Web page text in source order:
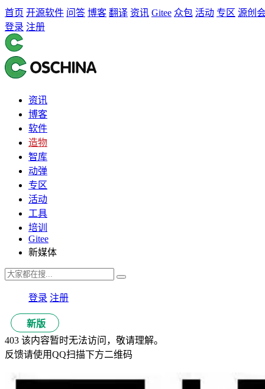
首页 开源软件 问答 博客 翻译 资讯 Gitee 众包 活动 专区 源创
登录 注册
资讯
博客
软件
造物
智库
动弹
专区
活动
工具
培训
Gitee
新媒体
登录 注册
新版
403 该内容暂时无法访问，敬请理解。
反馈请使用QQ扫描下方二维码